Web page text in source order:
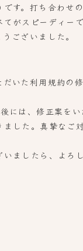
です。打ち合わせ
がスピーディー
ございました。
いた利用規約の
には、修正案を
ました。真摯なご
いましたら、よろ